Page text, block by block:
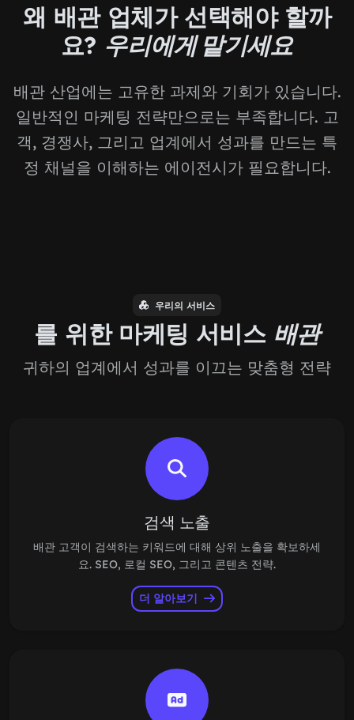
왜 배관 업체가 선택해야 할까
요? 우리에게 맡기세요
배관 산업에는 고유한 과제와 기회가 있습니다.
일반적인 마케팅 전략만으로는 부족합니다. 고
객, 경쟁사, 그리고 업계에서 성과를 만드는 특
정 채널을 이해하는 에이전시가 필요합니다.
우리의 서비스
를 위한 마케팅 서비스 배관
귀하의 업계에서 성과를 이끄는 맞춤형 전략
검색 노출
배관 고객이 검색하는 키워드에 대해 상위 노출을 확보하세
요. SEO, 로컬 SEO, 그리고 콘텐츠 전략.
더 알아보기